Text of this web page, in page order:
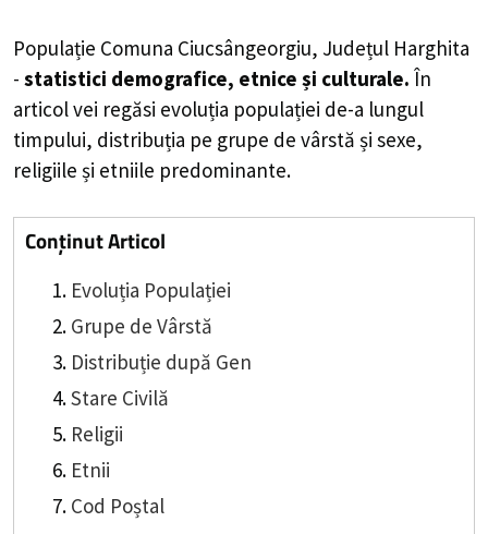
Populație Comuna Ciucsângeorgiu, Județul Harghita
- statistici demografice, etnice și culturale. În
articol vei regăsi evoluția populației de-a lungul
timpului, distribuția pe grupe de vârstă și sexe,
religiile și etniile predominante.
Conținut Articol
Evoluția Populației
Grupe de Vârstă
Distribuție după Gen
Stare Civilă
Religii
Etnii
Cod Poștal